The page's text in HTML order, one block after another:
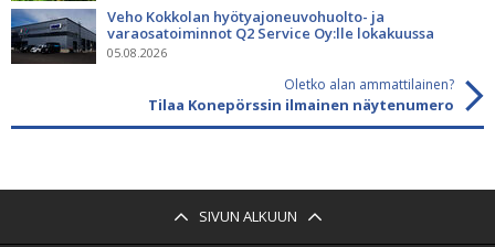
Veho Kokkolan hyötyajoneuvohuolto- ja
varaosatoiminnot Q2 Service Oy:lle lokakuussa
05.08.2026
Oletko alan ammattilainen?
Tilaa Konepörssin ilmainen näytenumero
SIVUN ALKUUN